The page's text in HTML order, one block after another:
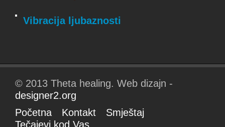
Vibracija ljubaznosti
© 2013 Theta healing. Web dizajn -
designer2.org
Početna
Kontakt
Smještaj
Tečajevi kod Vas